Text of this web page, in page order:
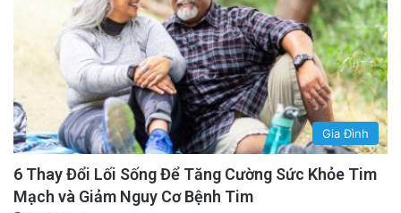
Gia Đình
6 Thay Đổi Lối Sống Để Tăng Cường Sức Khỏe Tim
Mạch và Giảm Nguy Cơ Bệnh Tim